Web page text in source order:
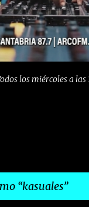
los miércoles a
kasuales